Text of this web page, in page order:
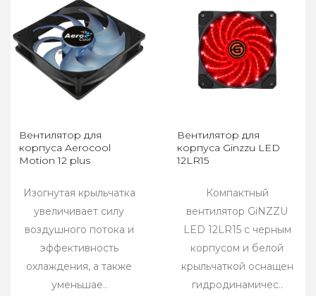
Вентилятор для
корпуса Aerocool
Motion 12 plus
Изогнутая крыльчатка
увеличивает силу
воздушного потока и
эффективность
охлаждения, а также
уменьшае..
Вентилятор для
корпуса Ginzzu LED
12LR15
Компактный
вентилятор GiNZZU
LED 12LR15 с черным
корпусом и белой
крыльчаткой оснащен
гидродинамичес..